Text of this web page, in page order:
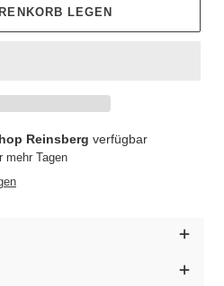
LEGEN
Reinsberg verfügbar
mehr Tagen